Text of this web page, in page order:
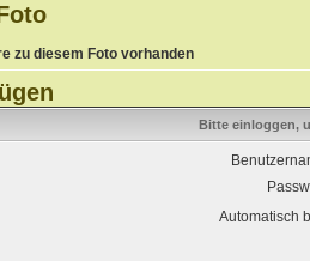
zu diesem Foto vorhanden
Bitte einloggen,
Automatisch